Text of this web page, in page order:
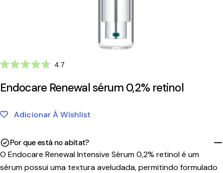
4.7
de
4.7Clique
ir
avaliações
Endocare Renewal sérum 0,2% retinol
Adicionar À Wishlist
Por que está no abitat?
O Endocare Renewal Intensive Sérum 0,2% retinol é um
sérum possui uma textura aveludada, permitindo formulado